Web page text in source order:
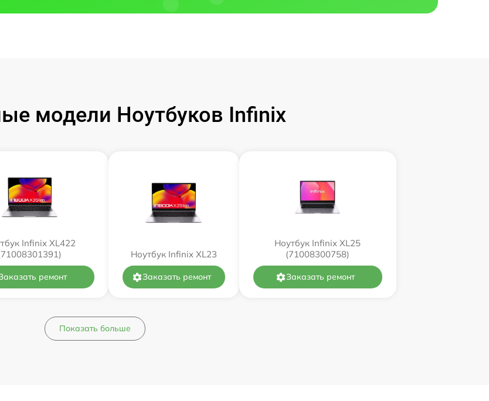
модели Ноутбуков Infinix
Infinix XL422
ремонт
Ноутбук Infinix XL23
Заказать ремонт
Ноутбук Infinix XL25
(71008300758)
Заказать ремонт
Показать больше